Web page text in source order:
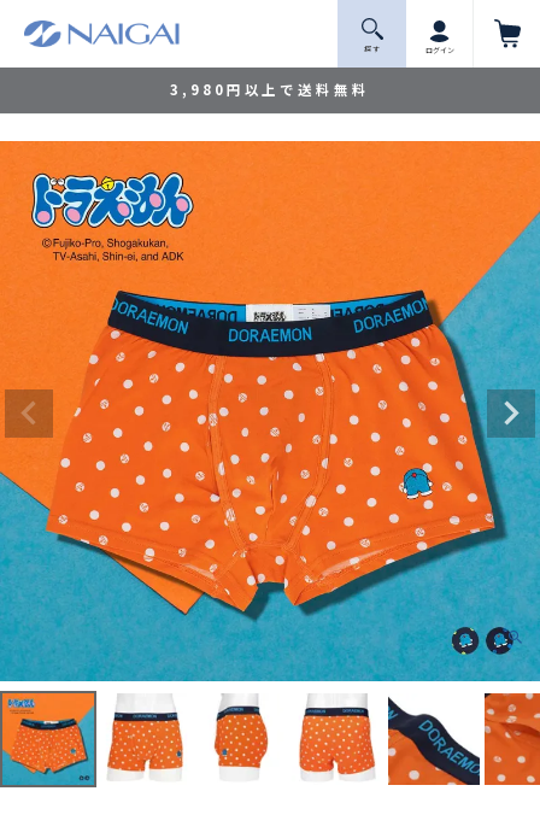
3,980円以上で送料無料
探 す ログイン